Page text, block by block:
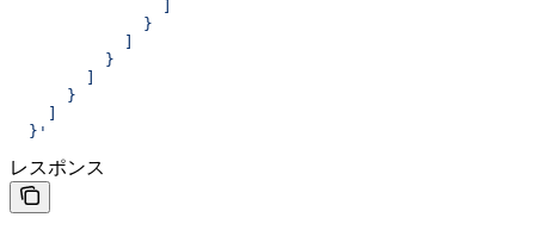
              }
          }
      }
  }'
レスポンス